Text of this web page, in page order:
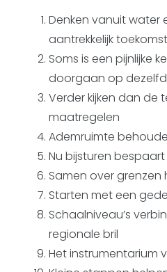
Denken vanuit
aantrekkelijk
Soms is een pijnlijke
doorgaan op
Verder kijken dan de
maatregelen
Ademruimte
Nu bijsturen
Samen over grenzen
Starten met een
Schaalniveau’s
regionale bril
Het instrumentarium